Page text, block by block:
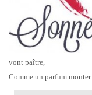
vont paître,
Comme un parfum